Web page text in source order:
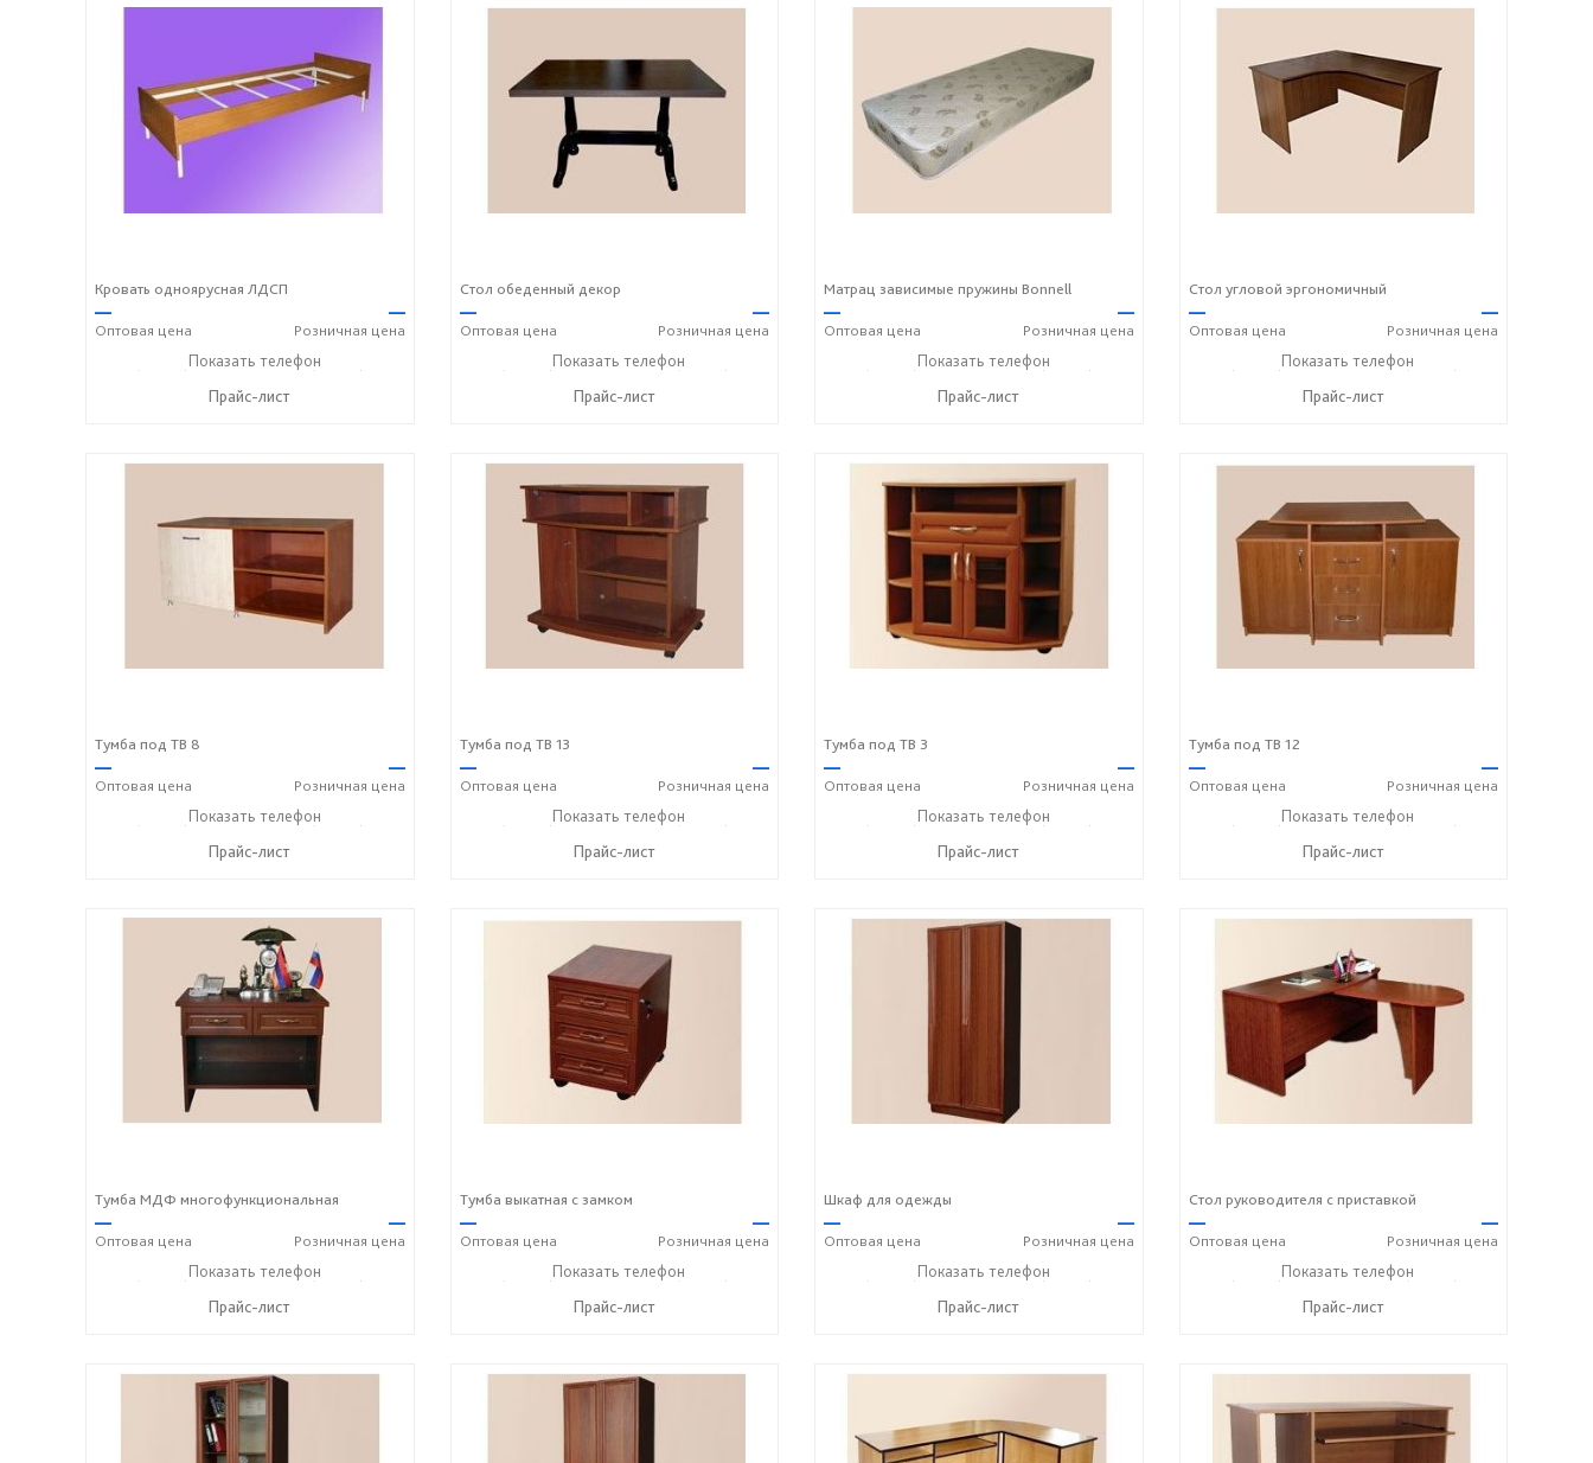
Кровать одноярусная ЛДСП
—
Оптовая цена
—
Розничная цена
+7 (49243) 7-19-70 ☎+7 (49243) 7-24-33
Показать телефон
Прайс-лист
Стол обеденный декор
—
Оптовая цена
—
Розничная цена
+7 (49243) 7-19-70 ☎+7 (49243) 7-24-33
Показать телефон
Прайс-лист
Матрац зависимые пружины Bonnell
—
Оптовая цена
—
Розничная цена
+7 (49243) 7-19-70 ☎+7 (49243) 7-24-33
Показать телефон
Прайс-лист
Стол угловой эргономичный
—
Оптовая цена
—
Розничная цена
+7 (49243) 7-19-70 ☎+7 (49243) 7-24-33
Показать телефон
Прайс-лист
Тумба под ТВ 8
—
Оптовая цена
—
Розничная цена
+7 (49243) 7-19-70 ☎+7 (49243) 7-24-33
Показать телефон
Прайс-лист
Тумба под ТВ 13
—
Оптовая цена
—
Розничная цена
+7 (49243) 7-19-70 ☎+7 (49243) 7-24-33
Показать телефон
Прайс-лист
Тумба под ТВ 3
—
Оптовая цена
—
Розничная цена
+7 (49243) 7-19-70 ☎+7 (49243) 7-24-33
Показать телефон
Прайс-лист
Тумба под ТВ 12
—
Оптовая цена
—
Розничная цена
+7 (49243) 7-19-70 ☎+7 (49243) 7-24-33
Показать телефон
Прайс-лист
Тумба МДФ многофункциональная
—
Оптовая цена
—
Розничная цена
+7 (49243) 7-19-70 ☎+7 (49243) 7-24-33
Показать телефон
Прайс-лист
Тумба выкатная с замком
—
Оптовая цена
—
Розничная цена
+7 (49243) 7-19-70 ☎+7 (49243) 7-24-33
Показать телефон
Прайс-лист
Шкаф для одежды
—
Оптовая цена
—
Розничная цена
+7 (49243) 7-19-70 ☎+7 (49243) 7-24-33
Показать телефон
Прайс-лист
Стол руководителя с приставкой
—
Оптовая цена
—
Розничная цена
+7 (49243) 7-19-70 ☎+7 (49243) 7-24-33
Показать телефон
Прайс-лист